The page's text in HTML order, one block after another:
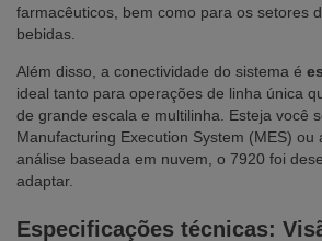
farmacêuticos, bem como para os setores
bebidas.
Além disso, a conectividade do sistema é
ideal tanto para operações de linha única
de grande escala e multilinha. Esteja você
Manufacturing Execution System (MES) ou
análise baseada em nuvem, o 7920 foi
adaptar.
Especificações técnicas: